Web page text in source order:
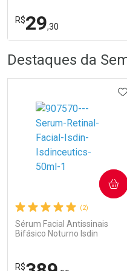
R$29,30
Laboratório
Comprar sem Desconto
Por R$ 29,30/cada
Por Menos
Comprar sem Desconto
Por R$ 29,30/cada
Destaques da
(2)
Sérum Facial Antissinais
Bifásico Noturno Isdin
R$
COMPRAR